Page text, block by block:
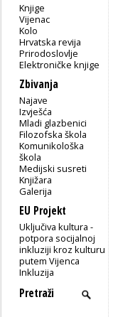
Knjige
Vijenac
Kolo
Hrvatska revija
Prirodoslovlje
Elektroničke knjige
Zbivanja
Najave
Izvješća
Mladi glazbenici
Filozofska škola
Komunikološka
škola
Medijski susreti
Knjižara
Galerija
EU Projekt
Uključiva kultura -
potpora socijalnoj
inkluziji kroz kulturu
putem Vijenca
Inkluzija